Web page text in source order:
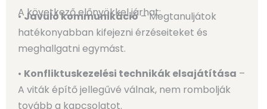
A következő előnyökkel járhat:
•Javuló kommunikáció– Megtanuljátok
hatékonyabban kifejezni érzéseiteket és
meghallgatni egymást.
• Konfliktuskezelési technikák elsajátítása –
A viták építő jellegűvé válnak, nem rombolják
tovább a kapcsolatot.